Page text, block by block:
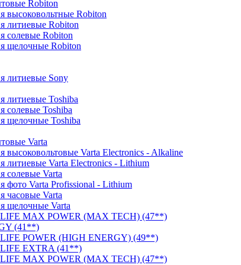
Robiton
высоковольтные Robiton
литиевые Robiton
солевые Robiton
щелочные Robiton
литиевые Sony
литиевые Toshiba
солевые Toshiba
щелочные Toshiba
Varta
высоковольтовые Varta Electronics - Alkaline
литиевые Varta Electronics - Lithium
солевые Varta
фото Varta Profissional - Lithium
часовые Varta
щелочные Varta
MAX POWER (MAX TECH) (47**)
(41**)
POWER (HIGH ENERGY) (49**)
EXTRA (41**)
MAX POWER (MAX TECH) (47**)